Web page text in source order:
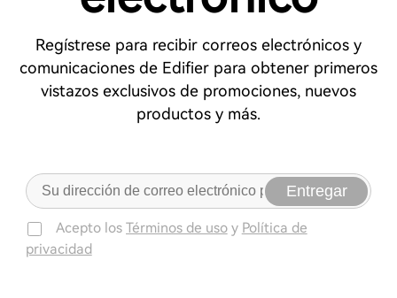
Regístrese para recibir correos electrónicos y
comunicaciones de Edifier para obtener primeros
vistazos exclusivos de promociones, nuevos
productos y más.
Entregar
Acepto los Términos de usoy Política de
privacidad